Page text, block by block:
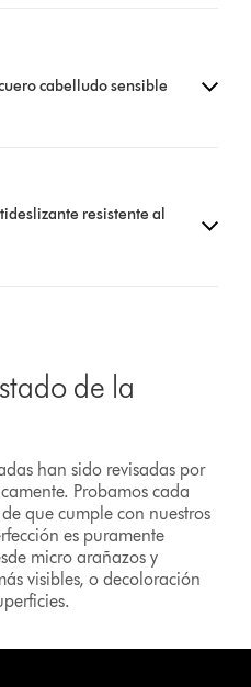
cabelludo sensible
resistente al
de la
han sido revisadas por
Probamos cada
que cumple con nuestros
es puramente
micro arañazos y
visibles, o decoloración